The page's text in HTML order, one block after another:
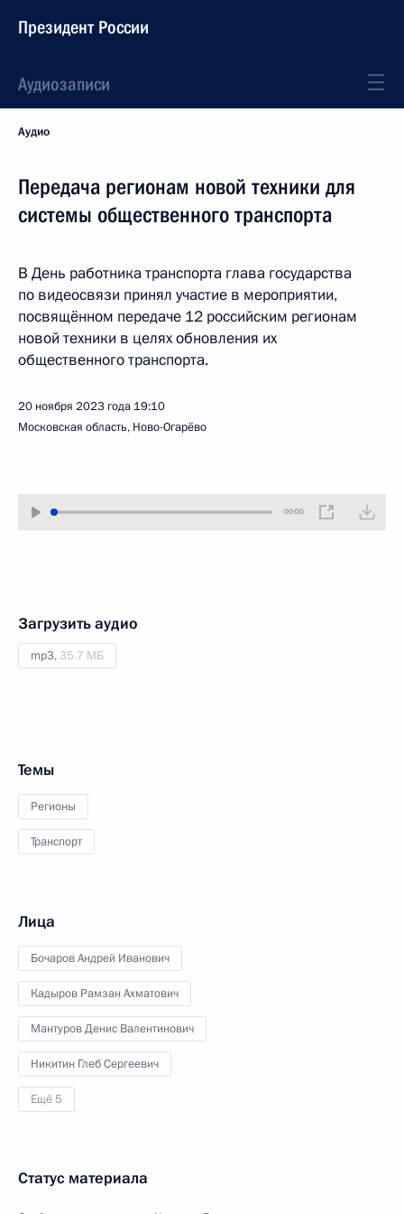
Президент России
Аудиозаписи
Аудио
Передача регионам новой техники для
системы общественного транспорта
В День работника транспорта глава государства
по видеосвязи принял участие в мероприятии,
посвящённом передаче 12 российским регионам
новой техники в целях обновления их
общественного транспорта.
20 ноября 2023 года 19:10
Московская область, Ново-Огарёво
00:00
Загрузить аудио
mp3, 35.7 МБ
Темы
Регионы
Транспорт
Лица
Бочаров Андрей Иванович
Кадыров Рамзан Ахматович
Мантуров Денис Валентинович
Никитин Глеб Сергеевич
Ещё 5
Статус материала